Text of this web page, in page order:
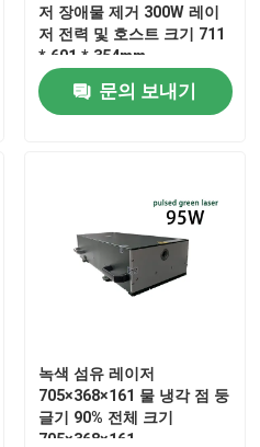
저 장애물 제거 300W 레이
저 전력 및 호스트 크기 711
* 601 * 354mm
문의 보내기
녹색 섬유 레이저
705×368×161 물 냉각 점 둥
글기 90% 전체 크기
705×368×161